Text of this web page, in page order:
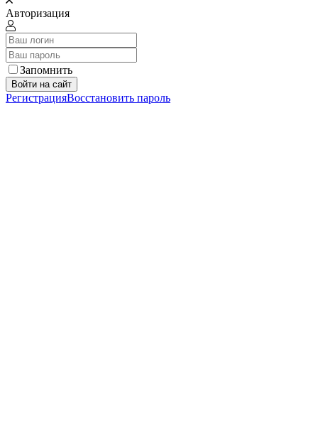
Авторизация
Запомнить
Войти на сайт
РегистрацияВосстановить пароль